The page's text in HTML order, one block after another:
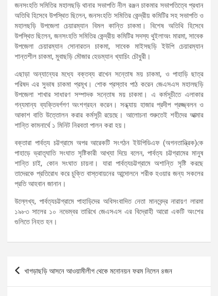
জনসংহতি সমিতির মহালছড়ি থানার সভাপতি নীল রঞ্জন চাকমার সভাপতিত্বে প্রধান
অতিথি হিসেবে উপস্থিত ছিলেন, জনসংহতি সমিতির কেন্দ্রীয় কমিটির সহ সভাপতি ও
মহালছড়ি উপজেলা চেয়ারম্যান বিমল কান্তি চাকমা। বিশেষ অতিথি হিসেবে
উপস্থিত ছিলেন, জনসংহতি সমিতির কেন্দ্রীয় কমিটির সদস্য থুইলাঅং মারমা, সাবেক
উপজেলা চেয়ারম্যান সোনারতন চাকমা, সাবেক মাইসছড়ি ইউপি চেয়ারম্যান
শান্তশীল চাকমা, মুবাছড়ি মৌজার হেডম্যান খ্যাচিং চৌধুরী।
এছাড়া অন্যান্যের মধ্যে বক্তব্য রাখেন সন্তোষ ময় চাকমা, ও পাহাড়ি ছাত্র
পরিষদ এর সুভাষ চাকমা প্রমূখ। শোক প্রস্তাব পাঠ করেন জেএসএস মহালছড়ি
উপজেলা শাখার সাধারণ সম্পাদক সন্তোষ ময় চাকমা। এ কর্মসূচীতে এলাকার
গন্যমান্য ব্যক্তিবর্গগণ অংশগ্রহন করেন। সন্ধ্যায় হাজার প্রদীপ প্রজ্জ্বলন ও
আকাশ বাতি উত্তোলন করার কর্মসূচী রয়েছে। আলোচনা শুরুতেই শহীদের আত্মার
শান্তি কামনার্থে ১ মিনিট নিরবতা পালন করা হয়।
বক্তারা পার্বত্য চট্টগ্রামে অপর আরেকটি সংগঠন ইউপিডিএফ (অগনতান্ত্রিক)কে
পাহাড়ে ভ্রাতৃঘাতি সংঘাত সৃষ্টিকারী আখ্যা দিয়ে বলেন, পার্বত্য চট্টগ্রামের মানুষ
শান্তি চাই, কোন সংঘাত চায়না। যারা পার্বত্যচট্টগ্রামে অশান্তি সৃষ্টি করছে
তাদেরকে প্রতিরোধ করে চুক্তি বাস্তবায়নের আন্দোলনে শরীক হওয়ার জন্য সকলের
প্রতি আহবান জানান।
উল্লেখ্য, পার্বত্যচট্টগ্রামে পাহাড়িদের অবিসংবাদিত নেতা মানবেন্দ্র নারায়ণ লারমা
১৯৮৩ সালের ১০ নভেম্বর তারিখে জেএসএস এর বিদ্রোহী আরো একটি অংশের
গুলিতে নিহত হন।
Post
navigation
খাগড়াছড়ি আসনে আওয়ামীলীগ থেকে মনোনয়ন ফরম নিলেন ৪জন